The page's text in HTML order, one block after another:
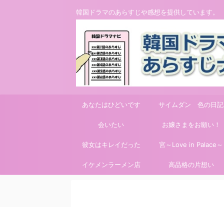
韓国ドラマのあらすじや感想を提供しています。
あなたはひどいです サイムダン 色の日記
会いたい お嬢さまをお願い！
彼女はキレイだった 宮～Love in Palace～
イケメンラーメン店 高品格の片想い